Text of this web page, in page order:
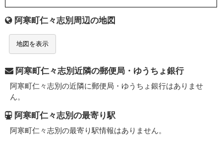
阿寒町仁々志別周辺の地図
地図を表示
阿寒町仁々志別近隣の郵便局・ゆうちょ銀行
阿寒町仁々志別の近隣に郵便局・ゆうちょ銀行はありませ
ん。
阿寒町仁々志別の最寄り駅
阿寒町仁々志別の最寄り駅情報はありません。